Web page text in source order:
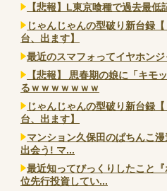
【悲報】L東京喰種で過去最
じゃんじゃんの型破り新台録
台、出ます】
最近のスマフォってイヤホン
【悲報】 思春期の娘に「キモ
るｗｗｗｗｗｗｗ
じゃんじゃんの型破り新台録
台、出ます】
マンション久保田のぱちんこ
出会う! マ...
最近知ってびっくりしたこと
位先行投資してい...